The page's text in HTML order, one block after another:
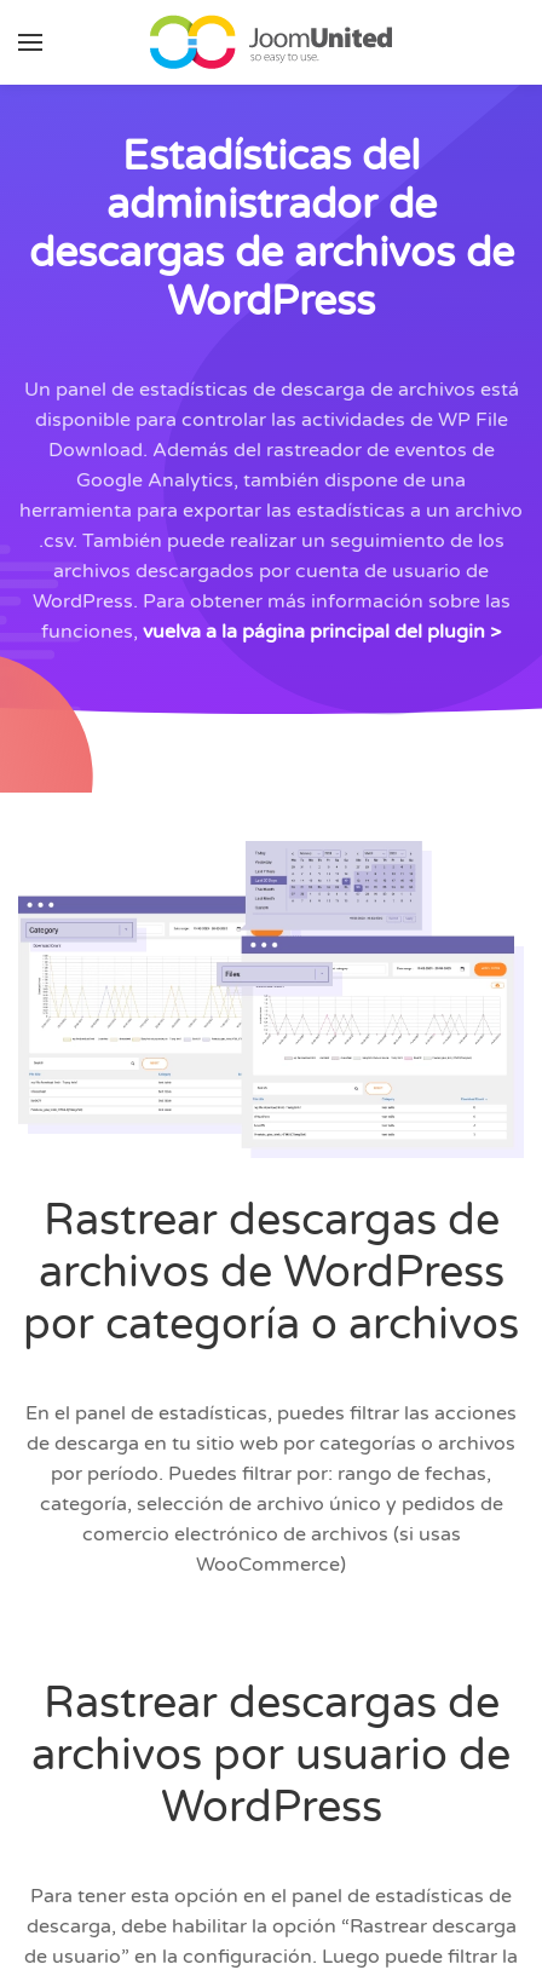
Saltar al contenido principal
Estadísticas del
administrador de
descargas de archivos de
WordPress
Un panel de estadísticas de descarga de archivos está
disponible para controlar las actividades de WP File
Download. Además del rastreador de eventos de
Google Analytics, también dispone de una
herramienta para exportar las estadísticas a un archivo
.csv. También puede realizar un seguimiento de los
archivos descargados por cuenta de usuario de
WordPress. Para obtener más información sobre las
funciones, vuelva a la página principal del plugin >
Rastrear descargas de
archivos de WordPress
por categoría o archivos
En el panel de estadísticas, puedes filtrar las acciones
de descarga en tu sitio web por categorías o archivos
por período. Puedes filtrar por: rango de fechas,
categoría, selección de archivo único y pedidos de
comercio electrónico de archivos (si usas
WooCommerce)
Rastrear descargas de
archivos por usuario de
WordPress
Para tener esta opción en el panel de estadísticas de
descarga, debe habilitar la opción “Rastrear descarga
de usuario” en la configuración. Luego puede filtrar la